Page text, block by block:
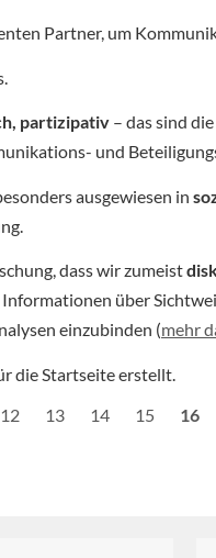
Partner, um
partizipativ – das sind
und
ausgewiesen in
dass wir zumeist
über
einzubinden (mehr
die Startseite erstellt.
Seite
12 Seite
13 Seite
14 Seite
15 16